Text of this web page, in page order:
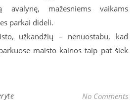
avalynę, mažesniems vaikams
parkai dideli.
užkandžių – nenuostabu, kad
maisto kainos taip pat šiek
No Comments